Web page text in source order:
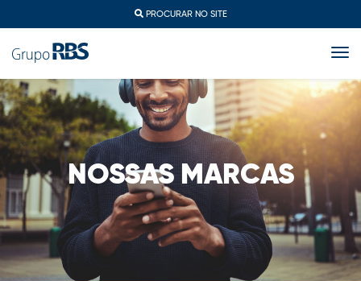
PROCURAR NO SITE
NOSSAS MARCAS